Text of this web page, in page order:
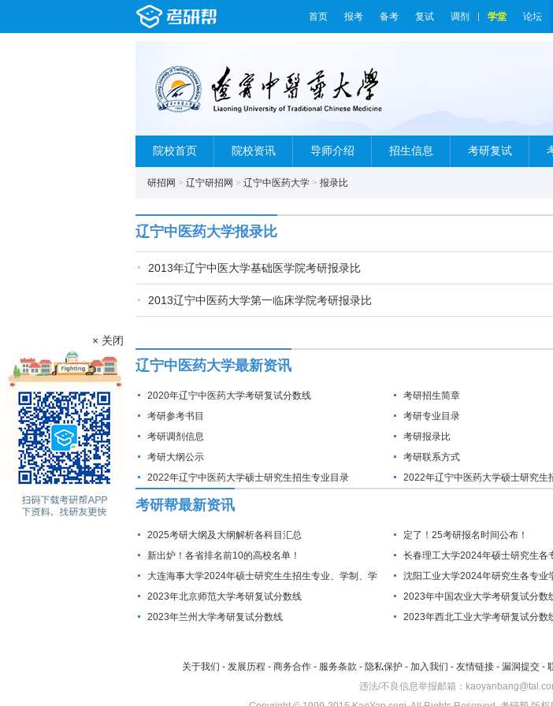
首页 报考 备考 复试 调剂 学堂 论坛
院校首页 院校资讯 导师介绍 招生信息 考研复试
研招网 > 辽宁研招网 > 辽宁中医药大学 > 报录比
辽宁中医药大学报录比
2013年辽宁中医大学基础医学院考研报录比
2013辽宁中医药大学第一临床学院考研报录比
辽宁中医药大学最新资讯
2020年辽宁中医药大学考研复试分数线
考研招生简章
考研参考书目
考研专业目录
考研调剂信息
考研报录比
考研大纲公示
考研联系方式
2022年辽宁中医药大学硕士研究生招生专业目录
2022年辽宁中医药大学硕士研究生
考研帮最新资讯
2025考研大纲及大纲解析各科目汇总
定了！25考研报名时间公布！
新出炉！各省排名前10的高校名单！
长春理工大学2024年硕士研究生各
大连海事大学2024年硕士研究生生招生专业、学制、学
费标准及拟招生人数
沈阳工业大学2024年研究生各专业
2023年北京师范大学考研复试分数线
2023年中国农业大学考研复试分数
2023年兰州大学考研复试分数线
2023年西北工业大学考研复试分数
关于我们 - 发展历程 - 商务合作 - 服务条款 - 隐私保护 - 加入我们 - 友情链接 - 漏洞提交 -
违法/不良信息举报邮箱：
× 关闭